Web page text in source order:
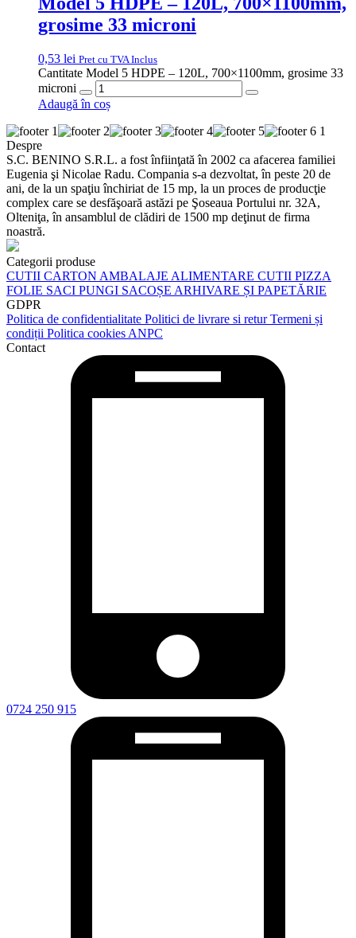
grosime 33 microni
0,53 lei Pret cu TVA Inclus
Cantitate Model 5 HDPE – 120L, 700×1100mm, grosime 33
microni
Adaugă în coș
Despre
S.C. BENINO S.R.L. a fost înfiinţată în 2002 ca afacerea familiei
Eugenia şi Nicolae Radu. Compania s-a dezvoltat, în peste 20 de
ani, de la un spaţiu închiriat de 15 mp, la un proces de producţie
complex care se desfăşoară astăzi pe Şoseaua Portului nr. 32A,
Olteniţa, în ansamblul de clădiri de 1500 mp deţinut de firma
noastră.
Categorii produse
CUTII CARTON AMBALAJE ALIMENTARE CUTII PIZZA
FOLIE SACI PUNGI SACOȘE ARHIVARE ȘI PAPETĂRIE
GDPR
Politica de confidentialitate Politici de livrare si returTermeni și
condiții Politica cookies ANPC
Contact
0724 250 915